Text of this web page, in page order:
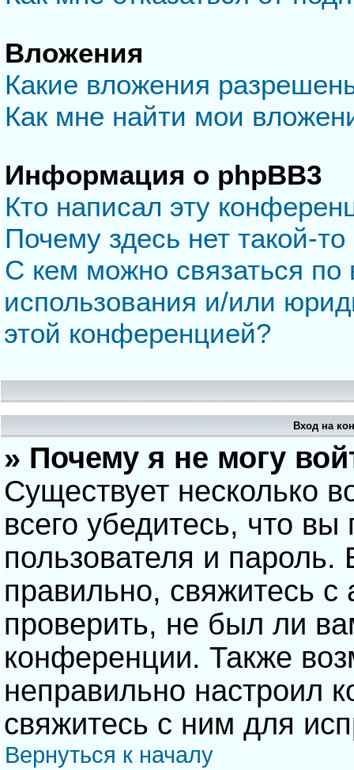
Вложения
Какие вложения
Как мне найти мои
Информация о phpBB3
Кто написал эту
Почему здесь нет такой-
С кем можно связаться по
использования и/или
этой конференцией?
Вход на
» Почему я не могу
Существует несколько
всего убедитесь, что
пользователя и
правильно, свяжитесь
проверить, не был ли
конференции. Также
неправильно настроил
свяжитесь с ним для
Вернуться к началу